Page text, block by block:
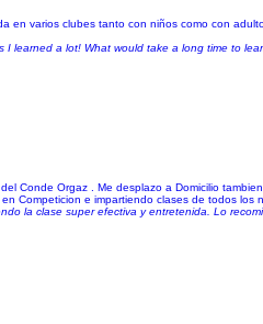
varios clubes tanto con niños como con
learned a lot! What would take a long time to
Conde Orgaz . Me desplazo a Domicilio
e impartiendo clases de todos los
la clase super efectiva y entretenida. Lo